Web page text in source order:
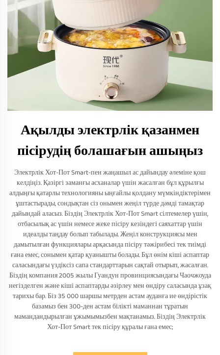
Ақылды электрлік қазанмен
пісірудің болашағын ашыңыз
Электрлік Хот-Пот Smart-пен жаңашыл ас дайындау әлеміне қош
келдіңіз. Қазіргі заманғы асханалар үшін жасалған бұл құрылғы
алдыңғы қатарлы технологияны ыңғайлы қолдану мүмкіндіктерімен
ұштастырады, сондықтан сіз онымен жеңіл түрде дәмді тамақтар
дайындай аласыз. Біздің Электрлік Хот-Пот Smart сілтемелер үшін,
отбасылық ас үшін немесе жеке пісіру кезіндегі саяхаттар үшін
идеалды таңдау болып табылады. Жеңіл конструкциясы мен
дамытылған функциялары арқасында пісіру тәжірибесі тек тиімді
ғана емес, сонымен қатар қуанышты болады. Бұл өнім кіші аспаптар
саласындағы үздіксіз сапа стандарттарын сақтай отырып, жасалған.
Біздің компания 2005 жылы Гуандун провинциясындағы Чаочжоуда
негізделген және кіші аспаптарды әзірлеу мен өндіру саласында ұзақ
тарихы бар. Біз 35 000 шаршы метрден астам ауданға ие өндірістік
базамыз бен 300-ден астам білікті маманнан тұратын
мамандандырылған ұжымымызбен мақтанамыз. Біздің Электрлік
Хот-Пот Smart тек пісіру құралы ғана емес;